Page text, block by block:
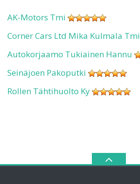
AK-Motors Tmi
Corner Cars Ltd Mika Kulmala Tmi
Autokorjaamo Tukiainen Hannu
Seinäjoen Pakoputki
Rollen Tähtihuolto Ky